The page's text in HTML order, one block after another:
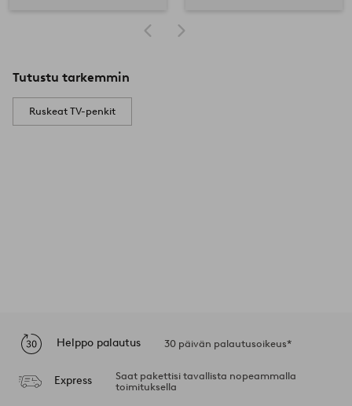
Tutustu tarkemmin
Ruskeat TV-penkit
Helppo palautus 30 päivän palautusoikeus*
Express
Saat pakettisi tavallista nopeammalla
toimituksella